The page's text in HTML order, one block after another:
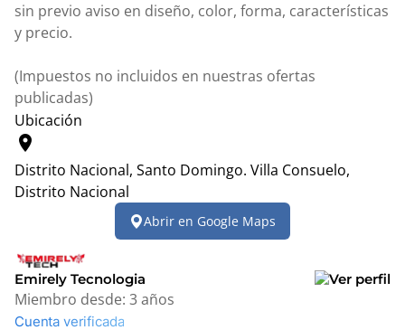
sin previo aviso en diseño, color, forma, características
y precio.
(Impuestos no incluidos en nuestras ofertas
publicadas)
Ubicación
location_on
Distrito Nacional, Santo Domingo. Villa Consuelo,
Distrito Nacional
−
Abrir en Google Maps
Emirely Tecnologia
Miembro desde: 3 años
Cuenta verificada